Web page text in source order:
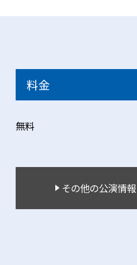
料金
無料
その他の公演情